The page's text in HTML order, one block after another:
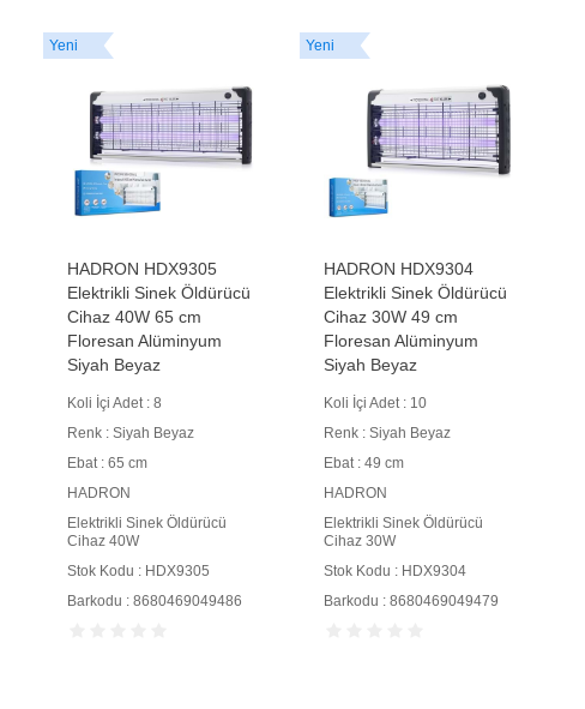
Yeni
HADRON HDX9305
Elektrikli Sinek Öldürücü
Cihaz 40W 65 cm
Floresan Alüminyum
Siyah Beyaz
Koli İçi Adet : 8
Renk : Siyah Beyaz
Ebat : 65 cm
HADRON
Elektrikli Sinek Öldürücü
Cihaz 40W
Stok Kodu : HDX9305
Barkodu : 8680469049486
Yeni
HADRON HDX9304
Elektrikli Sinek Öldürücü
Cihaz 30W 49 cm
Floresan Alüminyum
Siyah Beyaz
Koli İçi Adet : 10
Renk : Siyah Beyaz
Ebat : 49 cm
HADRON
Elektrikli Sinek Öldürücü
Cihaz 30W
Stok Kodu : HDX9304
Barkodu : 8680469049479